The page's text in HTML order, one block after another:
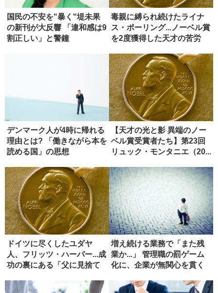
国民の不安を"暴く"堤未果
の新刊が大反響 「違和感は9
割正しい」と警鐘
毒親に縛られ続けたライナ
ス・ポーリング...ノーベル賞
を2度獲得した天才の苦労
デンマーク人が4時に帰れる
理由とは? 「働きながら本を
読める国」の思想
【天才の光と影 異端のノー
ベル賞受賞者たち】第23回
リュック・モンタニエ（20...
ドイツに尽くしたユダヤ
人、フリッツ・ハーバー...成
功の裏にある「父に見捨て
増え続ける業務で「また残
業か...」 管理職の罰ゲーム
化に、企業が無関心を貫く